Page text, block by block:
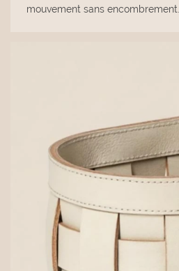
mouvement sans encombrement.